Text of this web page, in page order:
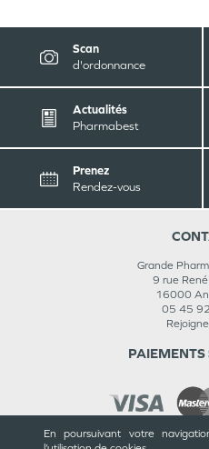
En poursuivant votre
Scan
d'ordonnance
Actualités
Pharmabest
Prenez
Rendez-vous
Grande
9 rue
16000
05 45
PAIEMENTS